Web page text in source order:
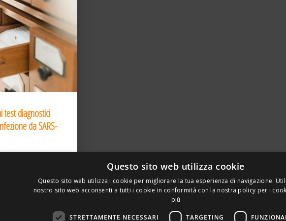
test diagnostici
da SARS-
Questo sito web utilizza cookie
Questo sito web utilizza i cookie per migliorare la tua esperienza di navigazione.
nostro sito web acconsenti a tutti i cookie in conformità con la nostra policy per i
più
STRETTAMENTE NECESSARI TARGETING